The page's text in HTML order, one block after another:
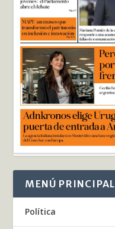
MENÚ PRINCIPAL
Política